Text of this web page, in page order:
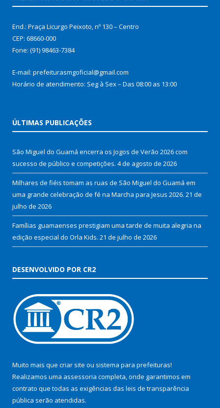
End.: Praça Licurgo Peixoto, nº 130 – Centro
CEP: 68660-000
Fone: (91) 98463-7384
E-mail: prefeiturasmgoficial@gmail.com
Horário de atendimento: Seg à Sex – Das 08:00 as 13:00
ÚLTIMAS PUBLICAÇÕES
São Miguel do Guamá encerra os Jogos de Verão 2026 com
sucesso de público e competições. 4 de agosto de 2026
Milhares de fiéis tomam as ruas de São Miguel do Guamá em
uma grande celebração de fé na Marcha para Jesus 2026. 21 de
julho de 2026
Famílias guamaenses prestigiam uma tarde de muita alegria na
edição especial do Orla Kids. 21 de julho de 2026
DESENVOLVIDO POR CR2
Muito mais que criar site ou sistema para prefeituras!
Realizamos uma assessoria completa, onde garantimos em
contrato que todas as exigências das leis de transparência
pública serão atendidas.